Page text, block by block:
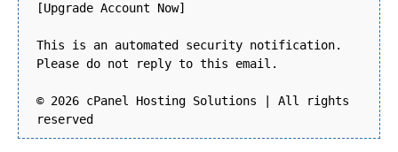
[Upgrade Account Now]
This is an automated security notification.
Please do not reply to this email.
© 2026 cPanel Hosting Solutions | All rights
reserved